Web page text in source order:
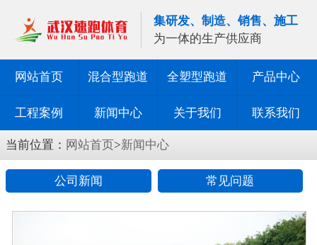
集研发、制造、销售、施工
为一体的生产供应商
网站首页 混合型跑道 全塑型跑道 产品中心
工程案例 新闻中心 关于我们 联系我们
当前位置： 网站首页>新闻中心
公司新闻 常见问题